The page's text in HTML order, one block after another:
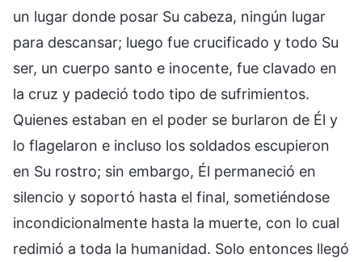
un lugar donde posar Su cabeza, ningún lugar
para descansar; luego fue crucificado y todo Su
ser, un cuerpo santo e inocente, fue clavado en
la cruz y padeció todo tipo de sufrimientos.
Quienes estaban en el poder se burlaron de Él y
lo flagelaron e incluso los soldados escupieron
en Su rostro; sin embargo, Él permaneció en
silencio y soportó hasta el final, sometiéndose
incondicionalmente hasta la muerte, con lo cual
redimió a toda la humanidad. Solo entonces llegó